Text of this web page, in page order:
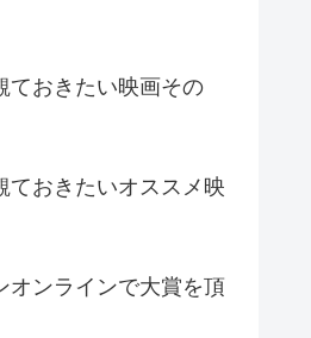
ておきたい映画その
ておきたいオススメ映
オンラインで大賞を頂